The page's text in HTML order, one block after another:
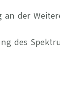
der
des